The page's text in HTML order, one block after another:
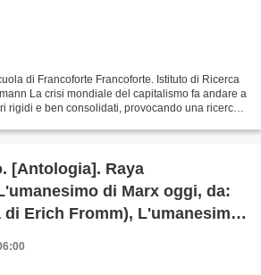
di Francoforte Francoforte. Istituto di Ricerca
La crisi mondiale del capitalismo fa andare a
rigidi e ben consolidati, provocando una ricerca
[Antologia]. Raya
di Marx oggi, da:
di Erich Fromm), L'umanesimo